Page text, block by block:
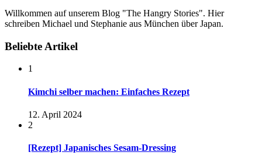
Willkommen auf unserem Blog "The Hangry Stories". Hier
schreiben Michael und Stephanie aus München über Japan.
Beliebte Artikel
1
Kimchi selber machen: Einfaches Rezept
12. April 2024
2
[Rezept] Japanisches Sesam-Dressing